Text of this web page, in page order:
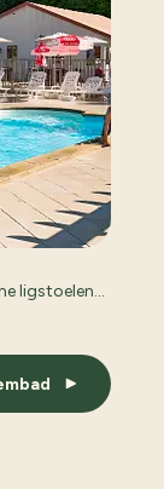
ligstoelen…